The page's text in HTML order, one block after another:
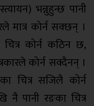
भन्नुहुन्छ पानी
मात्र कोर्न सक्छन् ।
चित्र कोर्न कठिन छ,
कोर्न सक्दैनन् ।
चित्र सजिलै कोर्न
नै पानी रङका चित्र